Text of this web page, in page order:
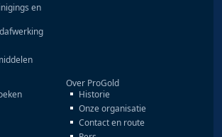
en
Over ProGold
Historie
Onze organisatie
Contact en route